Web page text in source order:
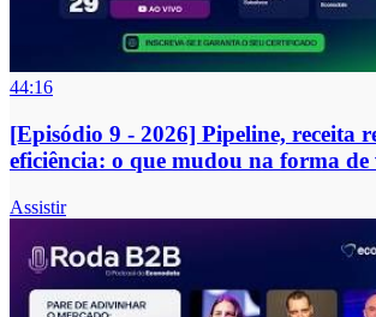
44:16
[Episódio 9 - 2026] Pipeline, receita
eficiência: o que mudou na forma de
Assistir